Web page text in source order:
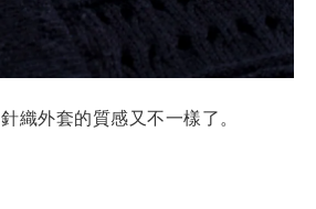
針織外套的質感又不一樣了。